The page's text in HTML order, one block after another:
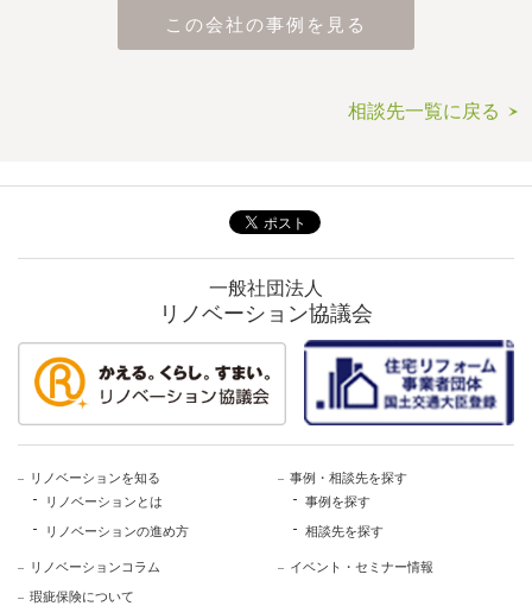
この会社の事例を見る
相談先一覧に戻る
一般社団法人
リノベーション協議会
リノベーションを知る
リノベーションとは
リノベーションの進め方
リノベーションコラム
瑕疵保険について
事例・相談先を探す
事例を探す
相談先を探す
イベント・セミナー情報